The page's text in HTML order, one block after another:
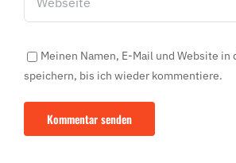
Meinen Namen, E-Mail und Website in
speichern, bis ich wieder kommentiere.